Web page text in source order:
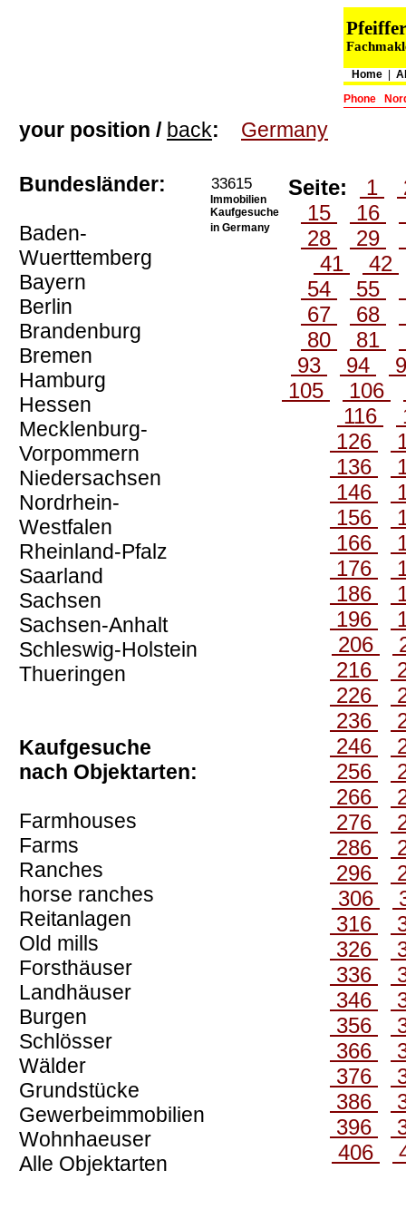
Home|
Phone
your position / back: Germany
Bundesländer:
Baden-
Wuerttemberg
Bayern
Berlin
Brandenburg
Bremen
Hamburg
Hessen
Mecklenburg-
Vorpommern
Niedersachsen
Nordrhein-
Westfalen
Rheinland-Pfalz
Saarland
Sachsen
Sachsen-Anhalt
Schleswig-Holstein
Thueringen
Kaufgesuche
nach Objektarten:
Farmhouses
Farms
Ranches
horse ranches
Reitanlagen
Old mills
Forsthäuser
Landhäuser
Burgen
Schlösser
Wälder
Grundstücke
Gewerbeimmobilien
Wohnhaeuser
Alle Objektarten
33615
Immobilien
Kaufgesuche
in Germany
Seite: 1
15
16
28
29
41
42
54
55
67
68
80
81
93
94
105
106
116
126
136
146
156
166
176
186
196
206
216
226
236
246
256
266
276
286
296
306
316
326
336
346
356
366
376
386
396
406